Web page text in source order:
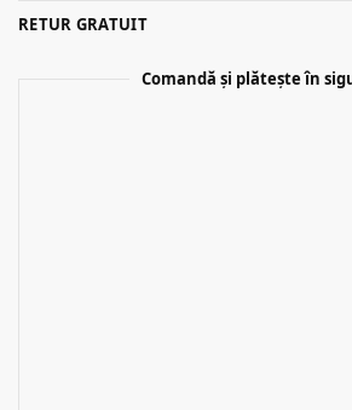
RETUR GRATUIT
Comandă și plătește în